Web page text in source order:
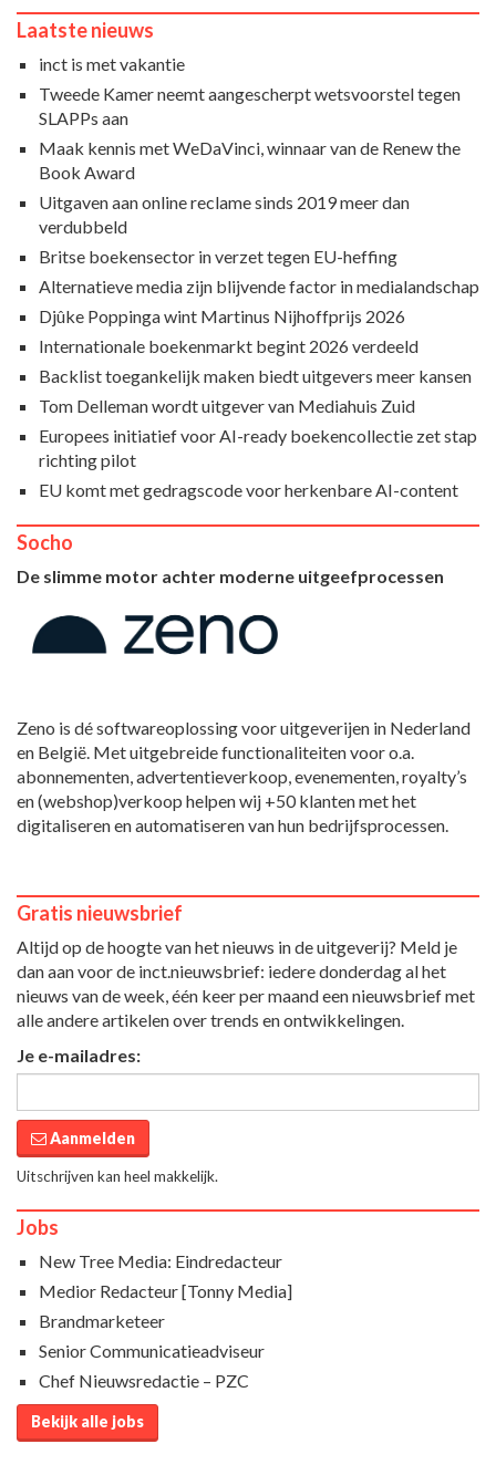
Laatste nieuws
inct is met vakantie
Tweede Kamer neemt aangescherpt wetsvoorstel tegen
SLAPPs aan
Maak kennis met WeDaVinci, winnaar van de Renew the
Book Award
Uitgaven aan online reclame sinds 2019 meer dan
verdubbeld
Britse boekensector in verzet tegen EU-heffing
Alternatieve media zijn blijvende factor in medialandschap
Djûke Poppinga wint Martinus Nijhoffprijs 2026
Internationale boekenmarkt begint 2026 verdeeld
Backlist toegankelijk maken biedt uitgevers meer kansen
Tom Delleman wordt uitgever van Mediahuis Zuid
Europees initiatief voor AI-ready boekencollectie zet stap
richting pilot
EU komt met gedragscode voor herkenbare AI-content
Socho
De slimme motor achter moderne uitgeefprocessen
Zeno is dé softwareoplossing voor uitgeverijen in Nederland
en België. Met uitgebreide functionaliteiten voor o.a.
abonnementen, advertentieverkoop, evenementen, royalty’s
en (webshop)verkoop helpen wij +50 klanten met het
digitaliseren en automatiseren van hun bedrijfsprocessen.
Gratis nieuwsbrief
Altijd op de hoogte van het nieuws in de uitgeverij? Meld je
dan aan voor de inct.nieuwsbrief: iedere donderdag al het
nieuws van de week, één keer per maand een nieuwsbrief met
alle andere artikelen over trends en ontwikkelingen.
Je e-mailadres:
Aanmelden
Uitschrijven kan heel makkelijk.
Jobs
New Tree Media: Eindredacteur
Medior Redacteur [Tonny Media]
Brandmarketeer
Senior Communicatieadviseur
Chef Nieuwsredactie – PZC
Bekijk alle jobs